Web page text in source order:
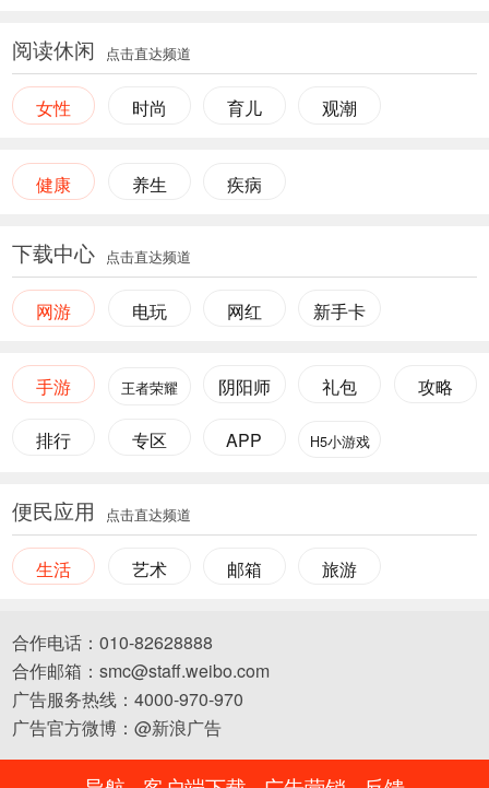
阅读休闲 点击直达频道
女性 时尚 育儿 观潮
健康 养生 疾病
下载中心 点击直达频道
网游 电玩 网红 新手卡
手游 王者荣耀 阴阳师 礼包 攻略
排行 专区 APP H5小游戏
便民应用 点击直达频道
生活 艺术 邮箱 旅游
合作电话：010-82628888
合作邮箱：smc@staff.weibo.com
广告服务热线：4000-970-970
广告官方微博：@新浪广告